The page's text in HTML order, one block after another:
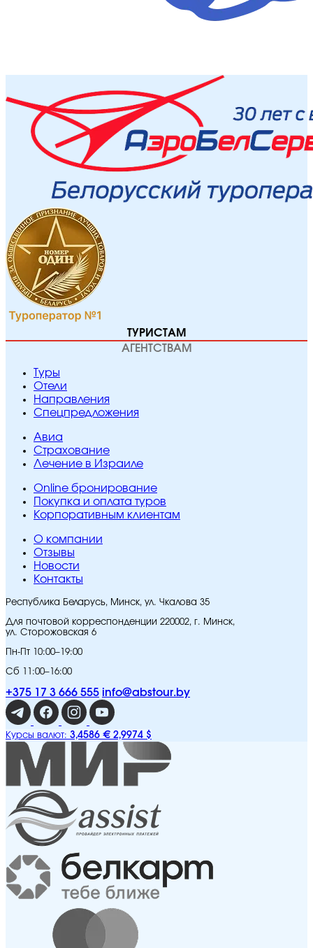
ТУРИСТАМ
АГЕНТСТВАМ
Туры
Отели
Направления
Спецпредложения
Авиа
Страхование
Лечение в Израиле
Online бронирование
Покупка и оплата туров
Корпоративным клиентам
O компании
Отзывы
Новости
Контакты
Республика Беларусь, Минск, ул. Чкалова 35
Для почтовой корреспонденции 220002, г. Минск,
ул. Сторожовская 6
Пн-Пт 10:00–19:00
Сб 11:00–16:00
+375 17 3 666 555 info@abstour.by
Курсы валют: 3,4586 € 2,9974 $